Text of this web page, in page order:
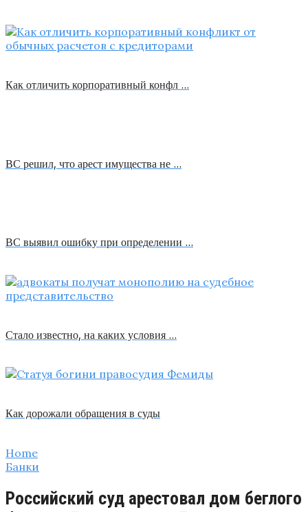
Как отличить корпоративный конфл …
ВС решил, что арест имущества не …
ВС выявил ошибку при определении …
Стало известно, на каких условия …
Как дорожали обращения в суды
Home
Банки
Российский суд арестовал дом беглого